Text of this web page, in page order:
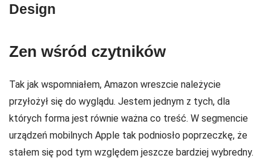
Design
Zen wśród czytników
Tak jak wspomniałem, Amazon wreszcie należycie
przyłożył się do wyglądu. Jestem jednym z tych, dla
których forma jest równie ważna co treść. W segmencie
urządzeń mobilnych Apple tak podniosło poprzeczkę, że
stałem się pod tym względem jeszcze bardziej wybredny.